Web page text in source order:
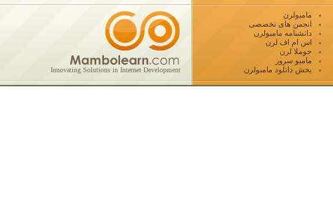
مامبولرن
انجمن های تخصصی
دانشنامه مامبولرن
اس ام اف لرن
جوملا لرن
مامبو سرور
بخش دانلود مامبولرن
Innovating Solutions in Internet Development